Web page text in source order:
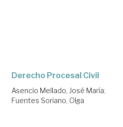
Derecho Procesal Civil
Asencio Mellado, José María;
Fuentes Soriano, Olga